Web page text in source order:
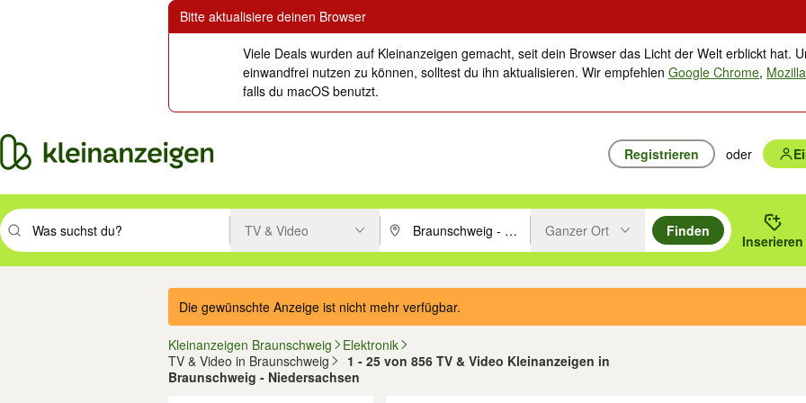
Bitte aktualisiere deinen Browser
Viele Deals wurden auf Kleinanzeigen gemacht, seit dein Browser das Licht der Welt erblickt hat.
einwandfrei nutzen zu können, solltest du ihn aktualisieren. Wir empfehlenGoogle Chrome,
falls du macOS benutzt.
Registrieren oder
Suchbegriff eingeben. Eingabetaste drücken um zu suchen, oder Vorschläge mit den Pfeiltasten nach oben/unten durchsuchen und mit
TV & Video PLZ oder Ort eingeben. Eingabetaste drücken um zu suchen, oder
Ganzer Ort
Finden
Inserieren
Die gewünschte Anzeige ist nicht mehr verfügbar.
Kleinanzeigen Braunschweig
Elektronik
TV & Video in Braunschweig
1 - 25 von 856 TV & Video Kleinanzeigen in
Braunschweig - Niedersachsen